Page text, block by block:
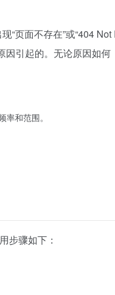
页面不存在”或“404 Not
因引起的。无论原因如何
和范围。
步骤如下：